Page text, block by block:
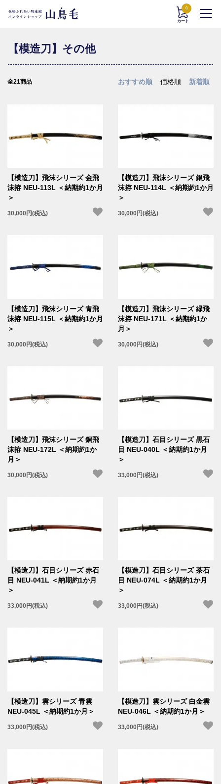
カート
0
【模造刀】その他
全21商品 おすすめ順 価格順 新着順
【模造刀】飛沫シリーズ 金飛
沫拵 NEU-113L ＜納期約1か月
＞
30,000円(税込)
【模造刀】飛沫シリーズ 銀飛
沫拵 NEU-114L ＜納期約1か月
＞
30,000円(税込)
【模造刀】飛沫シリーズ 青飛
沫拵 NEU-115L ＜納期約1か月
＞
30,000円(税込)
【模造刀】飛沫シリーズ 緑飛
沫拵 NEU-171L ＜納期約1か
月＞
30,000円(税込)
【模造刀】飛沫シリーズ 銅飛
沫拵 NEU-172L ＜納期約1か
月＞
30,000円(税込)
【模造刀】石目シリーズ 黒石
目 NEU-040L ＜納期約1か月
＞
33,000円(税込)
【模造刀】石目シリーズ 赤石
目 NEU-041L ＜納期約1か月
＞
33,000円(税込)
【模造刀】石目シリーズ 茶石
目 NEU-074L ＜納期約1か月
＞
33,000円(税込)
【模造刀】雲シリーズ 青雲
NEU-045L ＜納期約1か月＞
33,000円(税込)
【模造刀】雲シリーズ 白金雲
NEU-046L ＜納期約1か月＞
33,000円(税込)